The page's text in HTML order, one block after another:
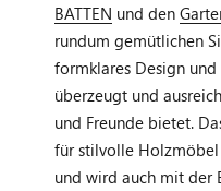
BATTEN und den
rundum gemütlichen
formklares Design
überzeugt und
und Freunde bietet.
für stilvolle
und wird auch mit der